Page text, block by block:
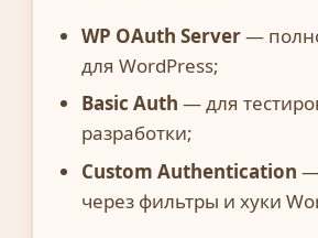
WP OAuth Server—
для WordPress;
Basic Auth — для
разработки;
Custom Authentication —
через фильтры и хуки